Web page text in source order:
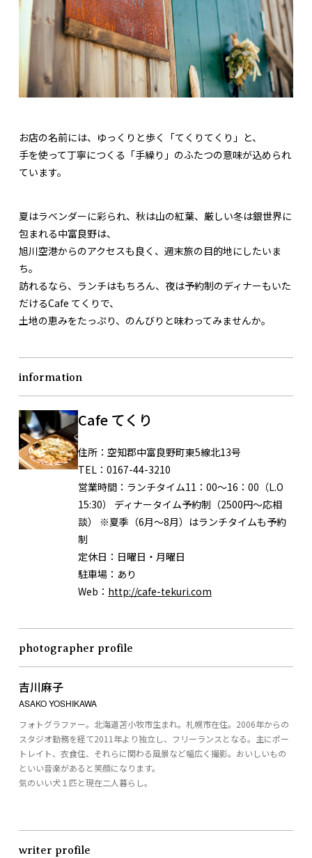
お店の名前には、ゆっくりと歩く「てくりてくり」と、
手を使って丁寧につくる「手繰り」のふたつの意味が込められ
ています。
夏はラベンダーに彩られ、秋は山の紅葉、厳しい冬は銀世界に
包まれる中富良野は、
旭川空港からのアクセスも良く、週末旅の目的地にしたいま
ち。
訪れるなら、ランチはもちろん、夜は予約制のディナーもいた
だけるCafe てくりで、
土地の恵みをたっぷり、のんびりと味わってみませんか。
information
Cafe てくり
住所： 空知郡中富良野町東5線北13号
TEL： 0167-44-3210
営業時間： ランチタイム11：00～16：00（L.O
15:30） ディナータイム予約制（2500円〜応相
談） ※夏季（6月～8月）はランチタイムも予約
制
定休日： 日曜日・月曜日
駐車場：あり
Web： http://cafe-tekuri.com
photographer profile
吉川麻子
ASAKO YOSHIKAWA
フォトグラファー。北海道苫小牧市生まれ。札幌市在住。2006年からの
スタジオ勤務を経て2011年より独立し、フリーランスとなる。主にポー
トレイト、衣食住、それらに関わる風景など幅広く撮影。おいしいもの
といい音楽があると笑顔になります。
気のいい犬１匹と現在二人暮らし。
writer profile